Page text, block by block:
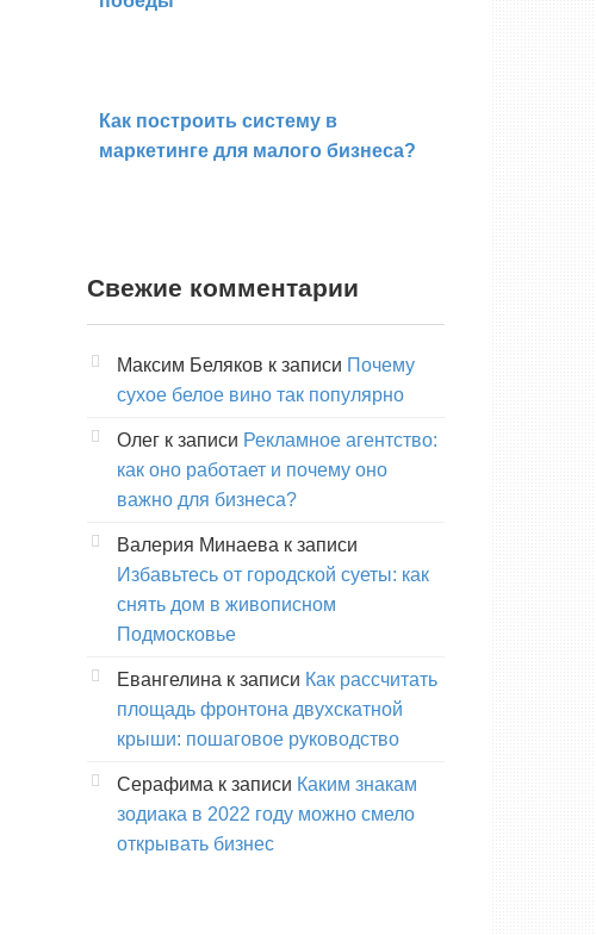
Как построить систему в
маркетинге для малого бизнеса?
Свежие комментарии
Максим Беляков к записи Почему
сухое белое вино так популярно
Олег к записи Рекламное агентство:
как оно работает и почему оно
важно для бизнеса?
Валерия Минаева к записи
Избавьтесь от городской суеты: как
снять дом в живописном
Подмосковье
Евангелина к записи Как рассчитать
площадь фронтона двухскатной
крыши: пошаговое руководство
Серафима к записи Каким знакам
зодиака в 2022 году можно смело
открывать бизнес